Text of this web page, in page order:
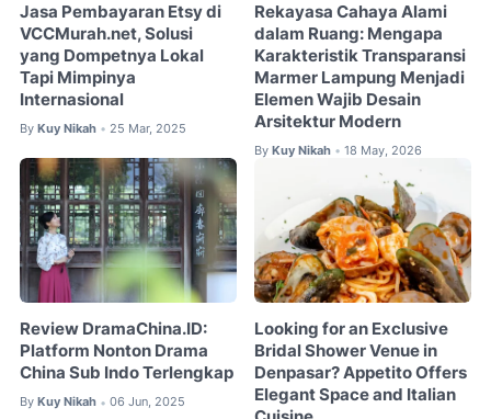
Jasa Pembayaran Etsy di
VCCMurah.net, Solusi
yang Dompetnya Lokal
Tapi Mimpinya
Internasional
By Kuy Nikah • 25 Mar, 2025
Rekayasa Cahaya Alami
dalam Ruang: Mengapa
Karakteristik Transparansi
Marmer Lampung Menjadi
Elemen Wajib Desain
Arsitektur Modern
By Kuy Nikah • 18 May, 2026
Review DramaChina.ID:
Platform Nonton Drama
China Sub Indo Terlengkap
By Kuy Nikah • 06 Jun, 2025
Looking for an Exclusive
Bridal Shower Venue in
Denpasar? Appetito Offers
Elegant Space and Italian